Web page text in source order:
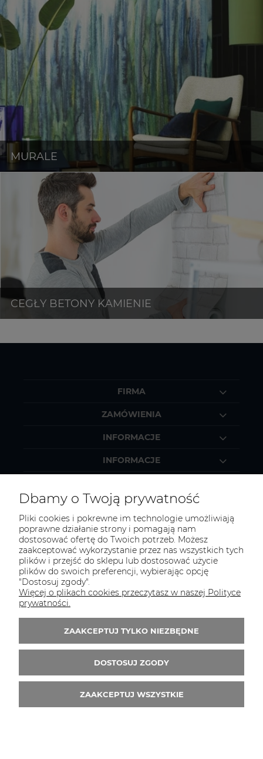
FIRMA
ZAMÓWIENIA
INFORMACJE
INFORMACJE
KONTAKT
Zapraszamy do kontaktu:
telefonicznie od 11:00 do 16:00
lub
Tel.:
52 344 48 53
Dbamy o Twoją prywatność
Pliki cookies i pokrewne im technologie umożliwiają
poprawne działanie strony i pomagają nam
dostosować ofertę do Twoich potrzeb. Możesz
zaakceptować wykorzystanie przez nas wszystkich tych
plików i przejść do sklepu lub dostosować użycie
plików do swoich preferencji, wybierając opcję
"Dostosuj zgody".
Więcej o plikach cookies przeczytasz w naszej Polityce
prywatności.
ZAAKCEPTUJ TYLKO NIEZBĘDNE
DOSTOSUJ ZGODY
ZAAKCEPTUJ WSZYSTKIE